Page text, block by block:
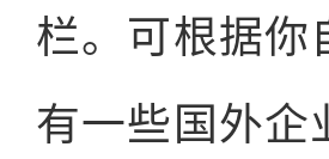
栏。可根据你
有一些国外企